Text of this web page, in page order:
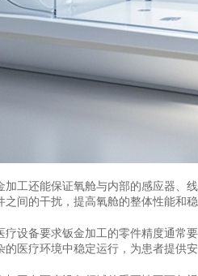
加工还能保证氧舱与内部的感应器、
间的干扰，提高氧舱的整体性能和稳
疗设备要求钣金加工的零件精度通常
医疗环境中稳定运行，为患者提供安